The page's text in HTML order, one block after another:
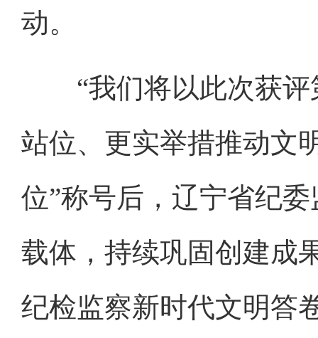
动。
“我们将以此次获评
站位、更实举措推动文
位”称号后，辽宁省纪
载体，持续巩固创建成
纪检监察新时代文明答